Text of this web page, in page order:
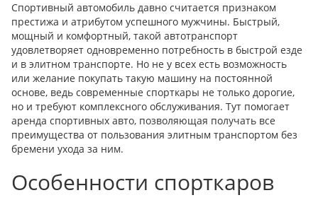
Спортивный автомобиль давно считается признаком
престижа и атрибутом успешного мужчины. Быстрый,
мощный и комфортный, такой автотранспорт
удовлетворяет одновременно потребность в быстрой езде
и в элитном транспорте. Но не у всех есть возможность
или желание покупать такую машину на постоянной
основе, ведь современные спорткары не только дорогие,
но и требуют комплексного обслуживания. Тут помогает
аренда спортивных авто, позволяющая получать все
преимущества от пользования элитным транспортом без
бремени ухода за ним.
Особенности спорткаров